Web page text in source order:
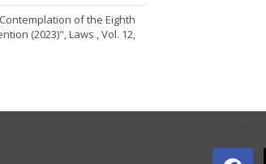
of the Eighth
(2023)", Laws , Vol. 12,